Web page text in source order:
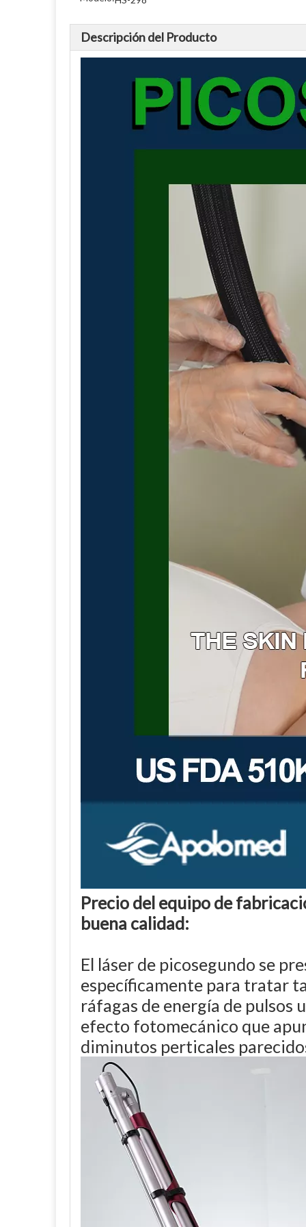
Descripción del Producto
Precio del equipo de
buena calidad:
El láser de picosegundo se
específicamente para tratar
ráfagas de energía de pulsos
efecto fotomecánico que
diminutos perticales